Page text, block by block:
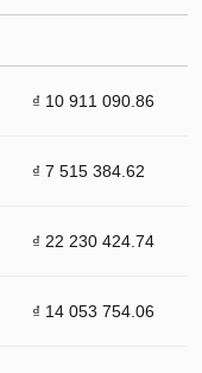
₫ 10 911 090.86
₫ 7 515 384.62
₫ 22 230 424.74
₫ 14 053 754.06